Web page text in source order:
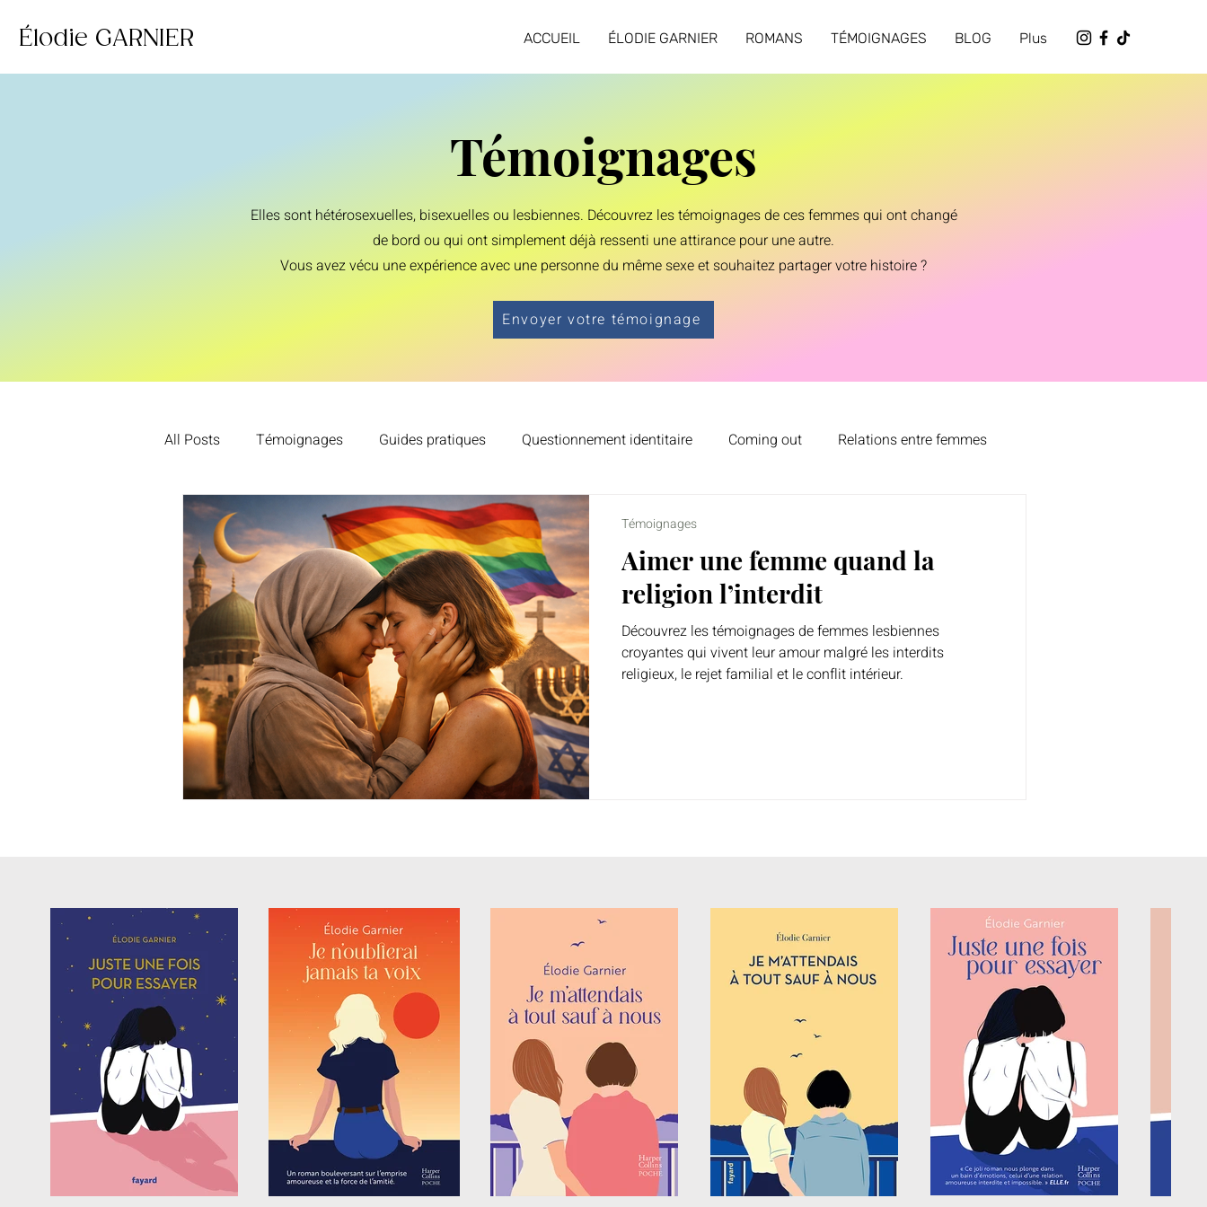
Élodie GARNIER ACCUEIL ÉLODIE GARNIER ROMANS TÉMOIGNAGES BLOG Plus
Témoignages
Elles sont hétérosexuelles, bisexuelles ou lesbiennes. Découvrez les témoignages de ces femmes qui ont changé
de bord ou qui ont simplement déjà ressenti une attirance pour une autre.
Vous avez vécu une expérience avec une personne du même sexe et souhaitez partager votre histoire ?
Envoyer votre témoignage
All Posts Témoignages Guides pratiques Questionnement identitaire Coming out Relations entre femmes
Divorce et séparation Romans et lecture Psychologie et émotions
Homosexualité et religion
Aimer une femme quand la
religion l’interdit
Découvrez les témoignages de femmes lesbiennes
croyantes qui vivent leur amour malgré les interdits
religieux, le rejet familial et le conflit intérieur.
Témoignages